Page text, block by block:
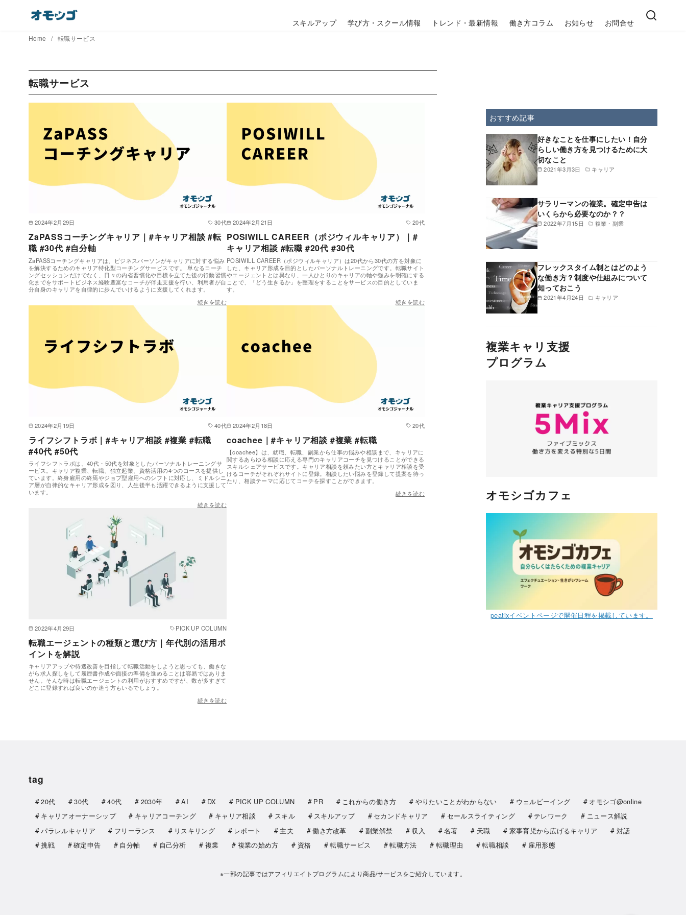
スキルアップ 学び方・スクール情報 トレンド・最新情報 働き方コラム お知らせ お問合せ
Home 転職サービス
転職サービス
2024年2月29日 30代
ZaPASSコーチングキャリア｜#キャリア相談 #転
職 #30代 #自分軸
ZaPASSコーチングキャリアは、ビジネスパーソンがキャリアに対する悩み
を解決するためのキャリア特化型コーチングサービスです。 単なるコーチ
ングセッションだけでなく、日々の内省習慣化や目標を立てた後の行動習慣
化までをサポートビジネス経験豊富なコーチが伴走支援を行い、利用者が自
分自身のキャリアを自律的に歩んでいけるように支援してくれます。
続きを読む
2024年2月21日 20代
POSIWILL CAREER（ポジウィルキャリア）｜#
キャリア相談 #転職 #20代 #30代
POSIWILL CAREER（ポジウィルキャリア）は20代から30代の方を対象に
した、キャリア形成を目的としたパーソナルトレーニングです。転職サイト
やエージェントとは異なり、一人ひとりのキャリアの軸や強みを明確にする
ことで、「どう生きるか」を整理をすることをサービスの目的としていま
す。
続きを読む
2024年2月19日 40代
ライフシフトラボ｜#キャリア相談 #複業 #転職
#40代 #50代
ライフシフトラボは、40代・50代を対象としたパーソナルトレーニングサ
ービス。キャリア複業、転職、独立起業、資格活用の4つのコースを提供し
ています。終身雇用の終焉やジョブ型雇用へのシフトに対応し、ミドルシニ
ア層が自律的なキャリア形成を図り、人生後半も活躍できるように支援して
います。
続きを読む
2024年2月18日 20代
coachee｜#キャリア相談 #複業 #転職
【coachee】は、就職、転職、副業から仕事の悩みや相談まで、キャリアに
関するあらゆる相談に応える専門のキャリアコーチを見つけることができる
スキルシェアサービスです。キャリア相談を頼みたい方とキャリア相談を受
けるコーチがそれぞれサイトに登録。相談したい悩みを登録して提案を待っ
たり、相談テーマに応じてコーチを探すことができます。
続きを読む
2022年4月29日 PICK UP COLUMN
転職エージェントの種類と選び方｜年代別の活用ポ
イントを解説
キャリアアップや待遇改善を目指して転職活動をしようと思っても、働きな
がら求人探しをして履歴書作成や面接の準備を進めることは容易ではありま
せん。そんな時は転職エージェントの利用がおすすめですが、数が多すぎて
どこに登録すれば良いのか迷う方もいるでしょう。
続きを読む
おすすめ記事
2021年3月3日 キャリア
好きなことを仕事にしたい！自分
らしい働き方を見つけるために大
切なこと
2022年7月15日 複業・副業
サラリーマンの複業。確定申告は
いくらから必要なのか？？
2021年4月24日 キャリア
フレックスタイム制とはどのよう
な働き方？制度や仕組みについて
知っておこう
複業キャリ支援
プログラム
オモシゴカフェ
peatixイベントページで開催日程を掲載しています。
tag
20代 30代 40代 2030年 AI DX PICK UP COLUMN PR これからの働き方 やりたいことがわからない ウェルビーイング
オモシゴ@online
キャリアオーナーシップ
キャリアコーチング キャリア相談 スキル スキルアップ セカンドキャリア セールスライティング テレワーク
ニュース解説
パラレルキャリア
フリーランス リスキリング レポート 主夫 働き方改革 副業解禁 収入 名著 天職 家事育児から広げるキャリア
対話
挑戦
確定申告 自分軸 自己分析 複業 複業の始め方 資格 転職サービス 転職方法 転職理由 転職相談 雇用形態
※一部の記事ではアフィリエイトプログラムにより商品/サービスをご紹介しています。